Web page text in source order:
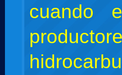
cuando